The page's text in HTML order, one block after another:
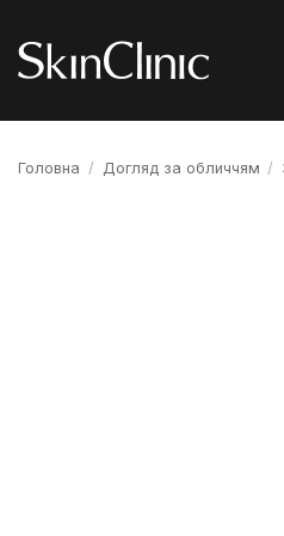
Головна / Догляд за обличчям /